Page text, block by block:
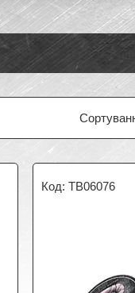
TB06076